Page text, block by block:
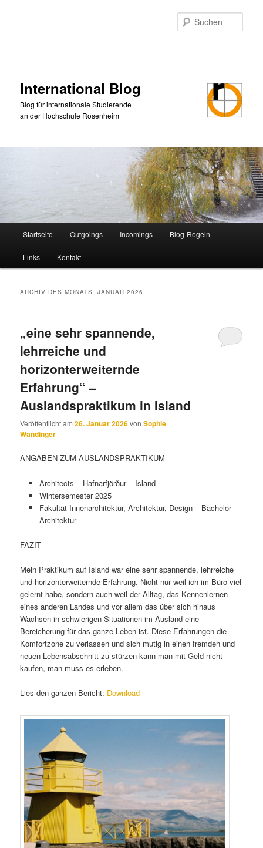
International Blog
Blog für internationale Studierende
an der Hochschule Rosenheim
Startseite Outgoings Incomings Blog-Regeln
Links Kontakt
ARCHIV DES MONATS:JANUAR 2026
„eine sehr spannende,
lehrreiche und
horizonterweiternde
Erfahrung“ –
Auslandspraktikum in Island
Veröffentlicht am26. Januar 2026vonSophie
Wandinger
ANGABEN ZUM AUSLANDSPRAKTIKUM
Architects – Hafnarfjörður – Island
Wintersemester 2025
Fakultät Innenarchitektur, Architektur, Design – Bachelor
Architektur
FAZIT
Mein Praktikum auf Island war eine sehr spannende, lehrreiche
und horizonterweiternde Erfahrung. Nicht nur weil ich im Büro viel
gelernt habe, sondern auch weil der Alltag, das Kennenlernen
eines anderen Landes und vor allem das über sich hinaus
Wachsen in schwierigen Situationen im Ausland eine
Bereicherung für das ganze Leben ist. Diese Erfahrungen die
Komfortzone zu verlassen und sich mutig in einen fremden und
neuen Lebensabschnitt zu stürzen kann man mit Geld nicht
kaufen, man muss es erleben.
Lies den ganzen Bericht: Download